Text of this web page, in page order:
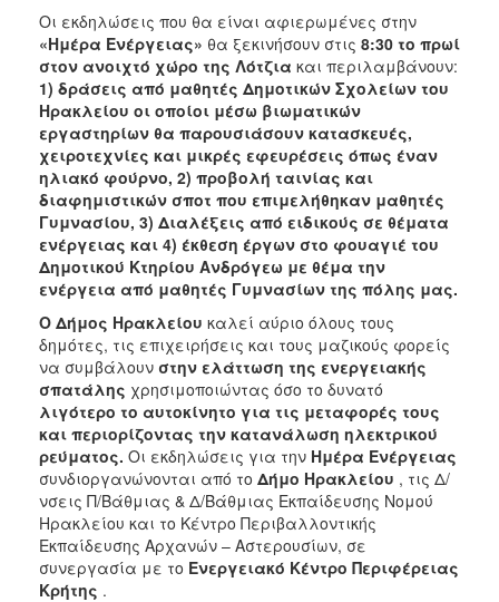
ΤΟΠΟΣ
ΠΟΛΙΤΙΣΜΟΣ
ΑΝΘΕΚΤΙΚΗ
ΠΟΛΗ
Οι εκδηλώσεις που θα είναι αφιερωμένες στην
«Ημέρα Ενέργειας» θα ξεκινήσουν στις 8:30 το πρωί
στον ανοιχτό χώρο της Λότζια και περιλαμβάνουν:
1) δράσεις από μαθητές Δημοτικών Σχολείων του
Ηρακλείου οι οποίοι μέσω βιωματικών
εργαστηρίων θα παρουσιάσουν κατασκευές,
χειροτεχνίες και μικρές εφευρέσεις όπως έναν
ηλιακό φούρνο, 2) προβολή ταινίας και
διαφημιστικών σποτ που επιμελήθηκαν μαθητές
Γυμνασίου, 3) Διαλέξεις από ειδικούς σε θέματα
ενέργειας και 4) έκθεση έργων στο φουαγιέ του
Δημοτικού Κτηρίου Ανδρόγεω με θέμα την
ενέργεια από μαθητές Γυμνασίων της πόλης μας.
Ο Δήμος Ηρακλείου καλεί αύριο όλους τους
δημότες, τις επιχειρήσεις και τους μαζικούς φορείς
να συμβάλουν στην ελάττωση της ενεργειακής
σπατάλης χρησιμοποιώντας όσο το δυνατό
λιγότερο το αυτοκίνητο για τις μεταφορές τους
και περιορίζοντας την κατανάλωση ηλεκτρικού
ρεύματος. Οι εκδηλώσεις για την Ημέρα Ενέργειας
συνδιοργανώνονται από το Δήμο Ηρακλείου , τις Δ/
νσεις Π/Βάθμιας & Δ/Βάθμιας Εκπαίδευσης Νομού
Ηρακλείου και το Κέντρο Περιβαλλοντικής
Εκπαίδευσης Αρχανών – Αστερουσίων, σε
συνεργασία με το Ενεργειακό Κέντρο Περιφέρειας
Κρήτης .